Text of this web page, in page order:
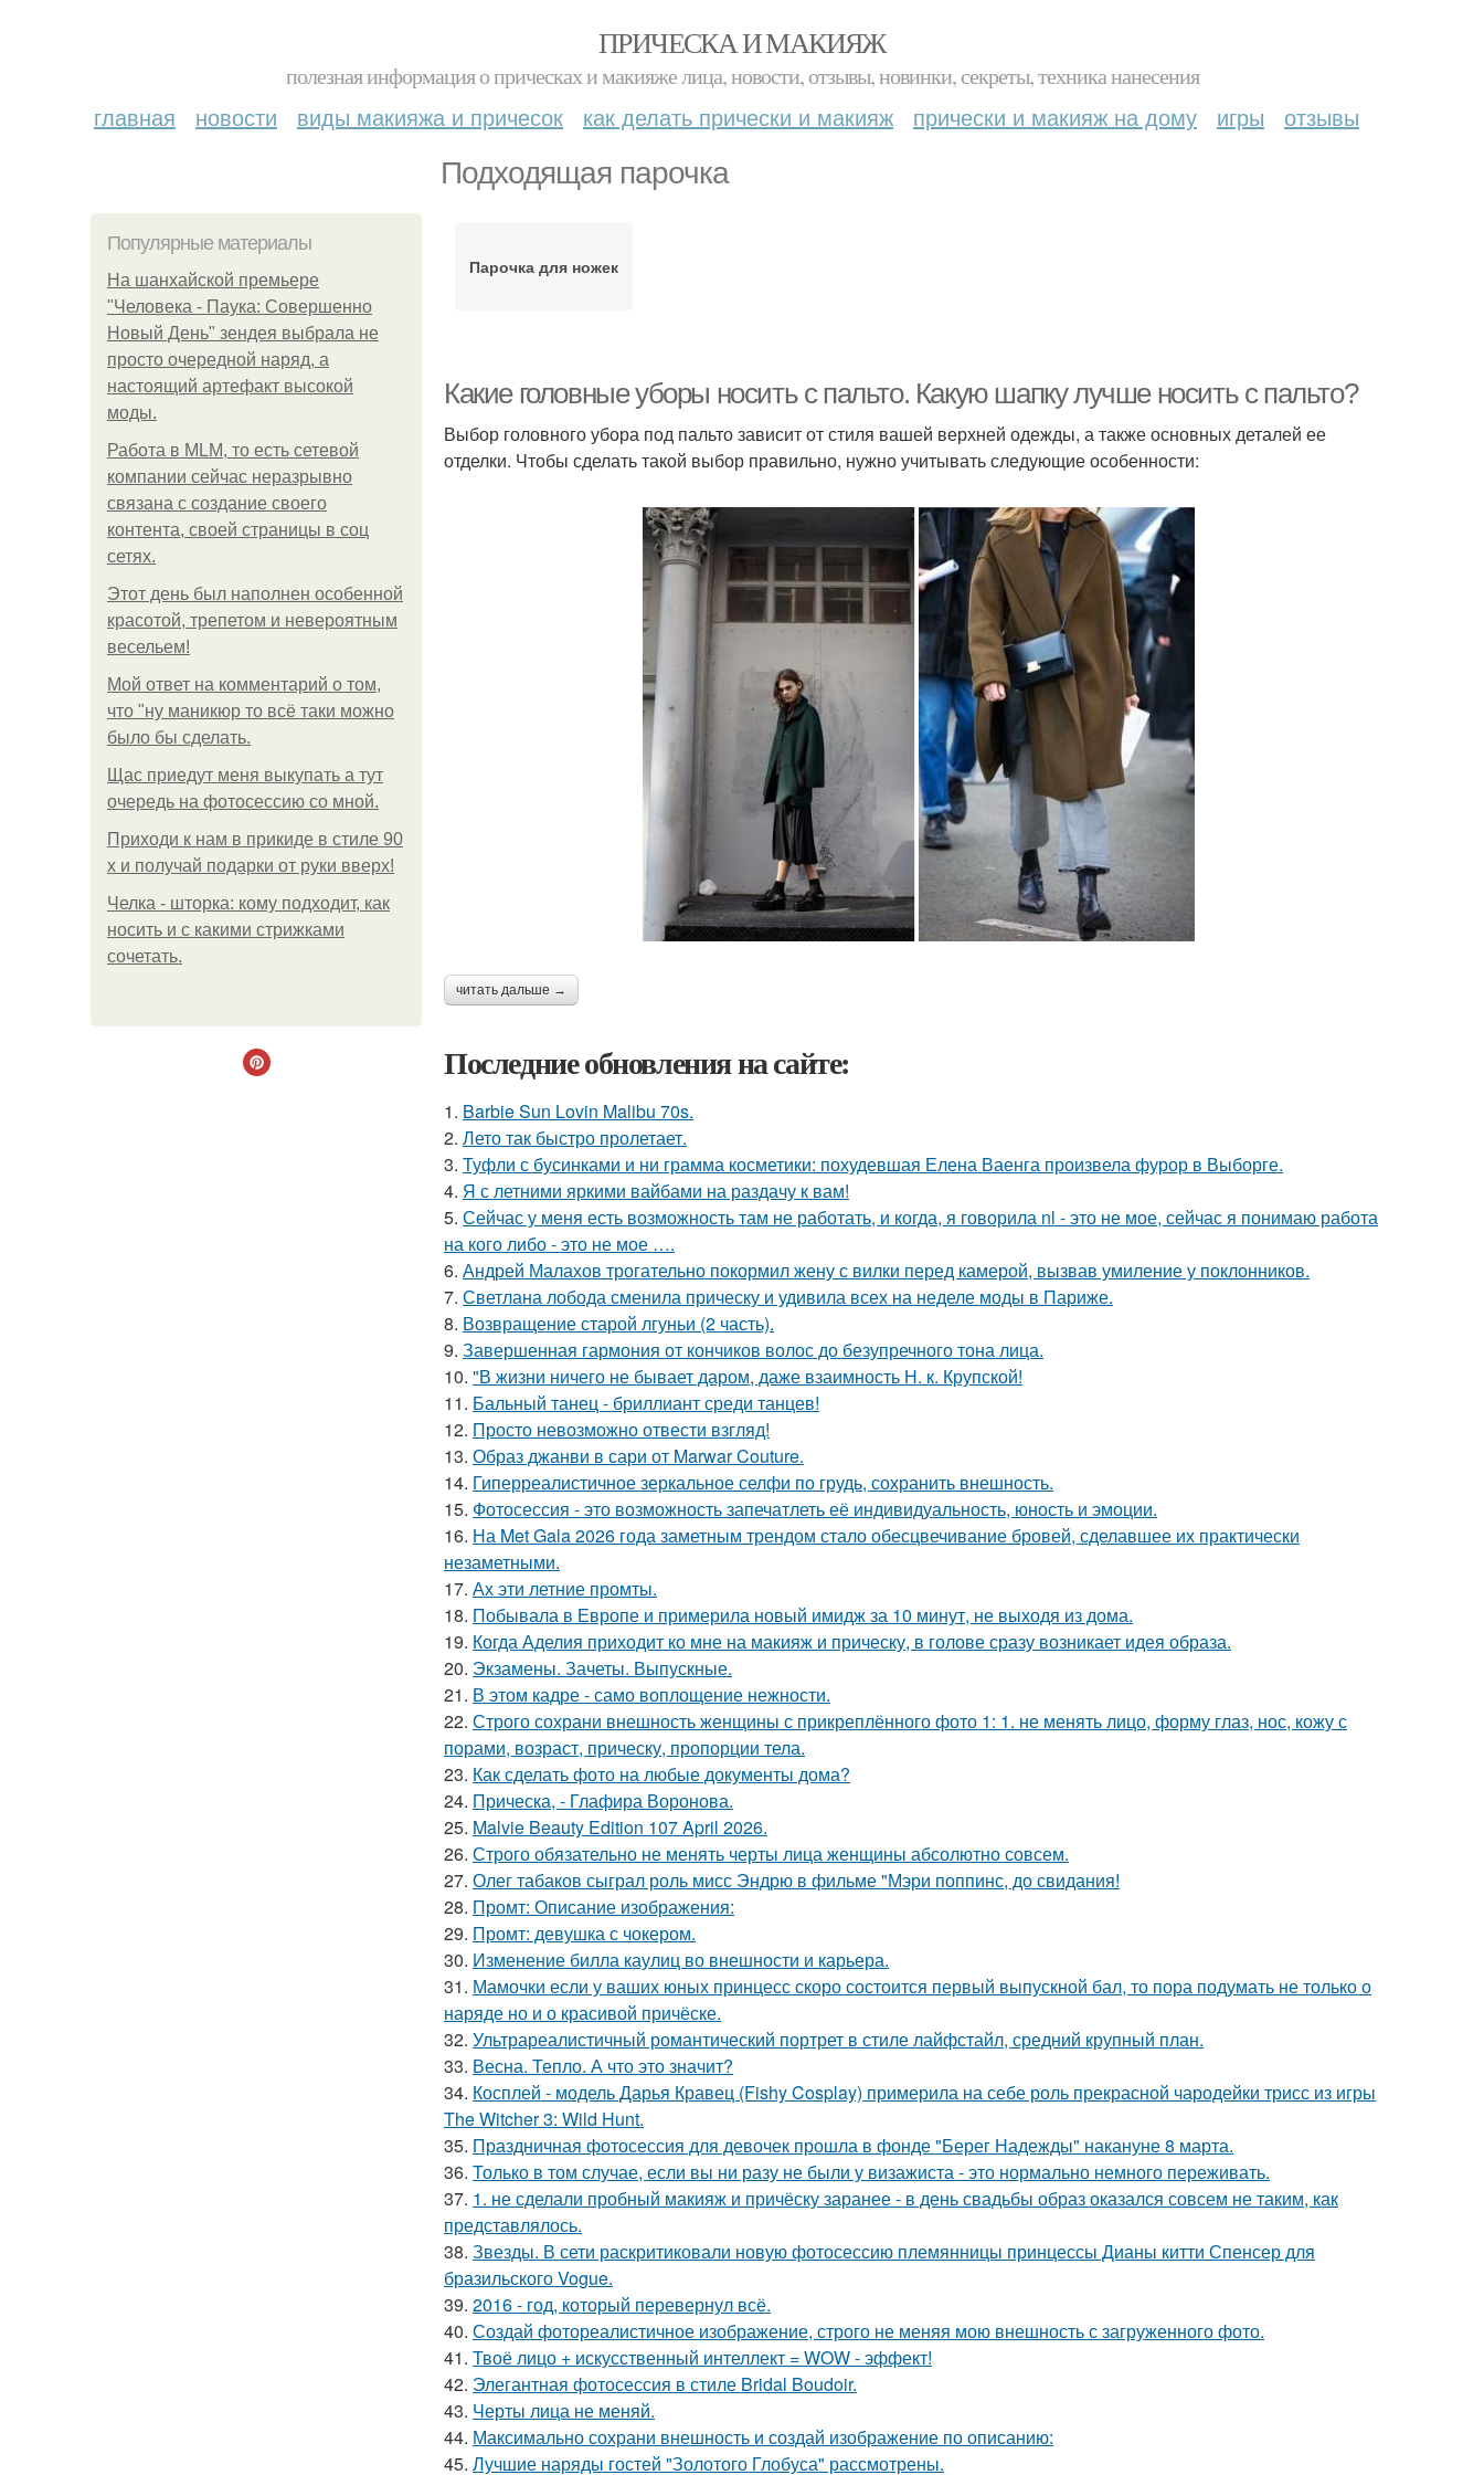
ПРИЧЕСКА И МАКИЯЖ
полезная информация о прическах и макияже лица, новости, отзывы, новинки, секреты, техника нанесения
главная новости виды макияжа и причесок как делать прически и макияж прически и макияж на дому игры отзывы
Подходящая парочка
Популярные материалы
На шанхайской премьере
"Человека - Паука: Совершенно
Новый День" зендея выбрала не
просто очередной наряд, а
настоящий артефакт высокой
моды.
Работа в MLM, то есть сетевой
компании сейчас неразрывно
связана с создание своего
контента, своей страницы в соц
сетях.
Этот день был наполнен особенной
красотой, трепетом и невероятным
весельем!
Мой ответ на комментарий о том,
что "ну маникюр то всё таки можно
было бы сделать.
Щас приедут меня выкупать а тут
очередь на фотосессию со мной.
Приходи к нам в прикиде в стиле 90
х и получай подарки от руки вверх!
Челка - шторка: кому подходит, как
носить и с какими стрижками
сочетать.
Парочка для ножек
Какие головные уборы носить с пальто. Какую шапку лучше носить с пальто?
Выбор головного убора под пальто зависит от стиля вашей верхней одежды, а также основных деталей ее
отделки. Чтобы сделать такой выбор правильно, нужно учитывать следующие особенности:
читать дальше →
Последние обновления на сайте:
1. Barbie Sun Lovin Malibu 70s.
2. Лето так быстро пролетает.
3. Туфли с бусинками и ни грамма косметики: похудевшая Елена Ваенга произвела фурор в Выборге.
4. Я с летними яркими вайбами на раздачу к вам!
5. Сейчас у меня есть возможность там не работать, и когда, я говорила nl - это не мое, сейчас я понимаю работа
на кого либо - это не мое ….
6. Андрей Малахов трогательно покормил жену с вилки перед камерой, вызвав умиление у поклонников.
7. Светлана лобода сменила прическу и удивила всех на неделе моды в Париже.
8. Возвращение старой лгуньи (2 часть).
9. Завершенная гармония от кончиков волос до безупречного тона лица.
10. "В жизни ничего не бывает даром, даже взаимность Н. к. Крупской!
11. Бальный танец - бриллиант среди танцев!
12. Просто невозможно отвести взгляд!
13. Образ джанви в сари от Marwar Couture.
14. Гиперреалистичное зеркальное селфи по грудь, сохранить внешность.
15. Фотосессия - это возможность запечатлеть её индивидуальность, юность и эмоции.
16. На Met Gala 2026 года заметным трендом стало обесцвечивание бровей, сделавшее их практически
незаметными.
17. Ах эти летние промты.
18. Побывала в Европе и примерила новый имидж за 10 минут, не выходя из дома.
19. Когда Аделия приходит ко мне на макияж и прическу, в голове сразу возникает идея образа.
20. Экзамены. Зачеты. Выпускные.
21. В этом кадре - само воплощение нежности.
22. Строго сохрани внешность женщины с прикреплённого фото 1: 1. не менять лицо, форму глаз, нос, кожу с
порами, возраст, прическу, пропорции тела.
23. Как сделать фото на любые документы дома?
24. Прическа, - Глафира Воронова.
25. Malvie Beauty Edition 107 April 2026.
26. Строго обязательно не менять черты лица женщины абсолютно совсем.
27. Олег табаков сыграл роль мисс Эндрю в фильме "Мэри поппинс, до свидания!
28. Промт: Описание изображения:
29. Промт: девушка с чокером.
30. Изменение билла каулиц во внешности и карьера.
31. Мамочки если у ваших юных принцесс скоро состоится первый выпускной бал, то пора подумать не только о
наряде но и о красивой причёске.
32. Ультрареалистичный романтический портрет в стиле лайфстайл, средний крупный план.
33. Весна. Тепло. А что это значит?
34. Косплей - модель Дарья Кравец (Fishy Cosplay) примерила на себе роль прекрасной чародейки трисс из игры
The Witcher 3: Wild Hunt.
35. Праздничная фотосессия для девочек прошла в фонде "Берег Надежды" накануне 8 марта.
36. Только в том случае, если вы ни разу не были у визажиста - это нормально немного переживать.
37. 1. не сделали пробный макияж и причёску заранее - в день свадьбы образ оказался совсем не таким, как
представлялось.
38. Звезды. В сети раскритиковали новую фотосессию племянницы принцессы Дианы китти Спенсер для
бразильского Vogue.
39. 2016 - год, который перевернул всё.
40. Создай фотореалистичное изображение, строго не меняя мою внешность с загруженного фото.
41. Твоё лицо + искусственный интеллект = WOW - эффект!
42. Элегантная фотосессия в стиле Bridal Boudoir.
43. Черты лица не меняй.
44. Максимально сохрани внешность и создай изображение по описанию:
45. Лучшие наряды гостей "Золотого Глобуса" рассмотрены.